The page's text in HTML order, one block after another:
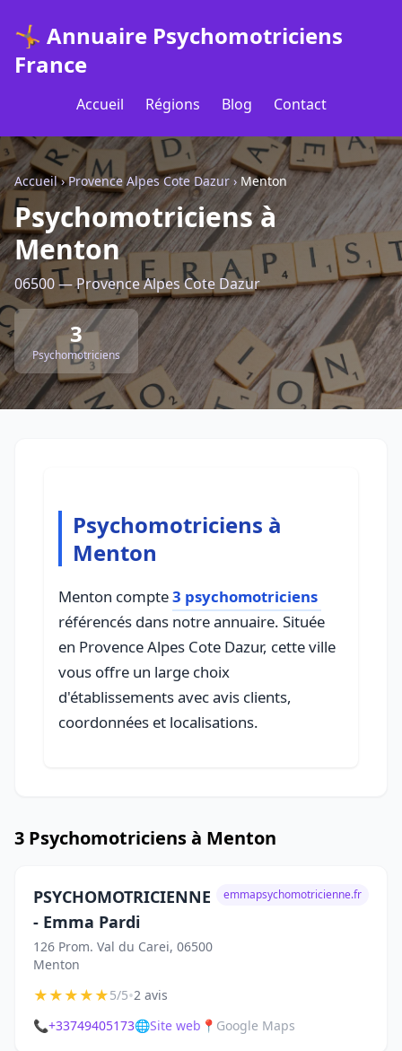
🤸 Annuaire Psychomotriciens
France
Accueil Régions Blog Contact
Accueil›Provence Alpes Cote Dazur› Menton
Psychomotriciens à
Menton
06500 — Provence Alpes Cote Dazur
3
Psychomotriciens
Psychomotriciens à
Menton
Menton compte3 psychomotriciens
référencés dans notre annuaire. Située
en Provence Alpes Cote Dazur, cette ville
vous offre un large choix
d'établissements avec avis clients,
coordonnées et localisations.
3 Psychomotriciens à Menton
PSYCHOMOTRICIENNE
- Emma Pardi
126 Prom. Val du Carei, 06500
Menton
emmapsychomotricienne.fr
★★★★★5/5•2 avis
📞+33749405173🌐Site web 📍 Google Maps